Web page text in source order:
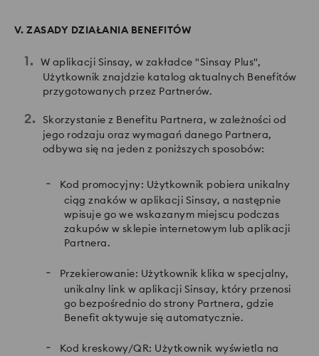
V. ZASADY DZIAŁANIA BENEFITÓW
W aplikacji Sinsay, w zakładce "Sinsay Plus",
Użytkownik znajdzie katalog aktualnych Benefitów
przygotowanych przez Partnerów.
Skorzystanie z Benefitu Partnera, w zależności od
jego rodzaju oraz wymagań danego Partnera,
odbywa się na jeden z poniższych sposobów:
Kod promocyjny: Użytkownik pobiera unikalny
ciąg znaków w aplikacji Sinsay, a następnie
wpisuje go we wskazanym miejscu podczas
zakupów w sklepie internetowym lub aplikacji
Partnera.
Przekierowanie: Użytkownik klika w specjalny,
unikalny link w aplikacji Sinsay, który przenosi
go bezpośrednio do strony Partnera, gdzie
Benefit aktywuje się automatycznie.
Kod kreskowy/QR: Użytkownik wyświetla na